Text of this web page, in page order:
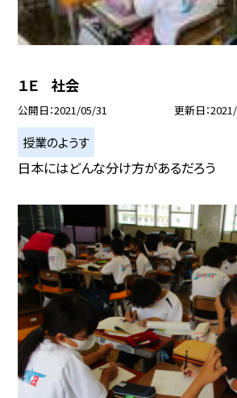
１Ｅ 社会
公開日 2021/05/31 更新日
授業のようす
日本にはどんな分け方があるだろう